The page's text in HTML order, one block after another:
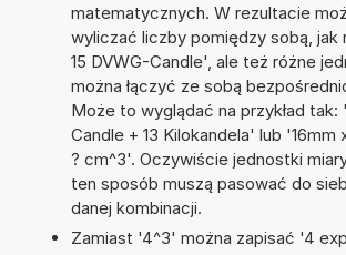
matematycznych. W rezultacie
wyliczać liczby pomiędzy sobą, jak
15 DVWG-Candle', ale też różne
można łączyć ze sobą
Może to wyglądać na przykład tak:
Candle + 13 Kilokandela' lub '16mm
? cm^3'. Oczywiście jednostki
ten sposób muszą pasować do
danej kombinacji.
Zamiast '4^3' można zapisać '4